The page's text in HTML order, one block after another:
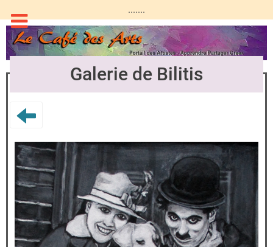
.......
Galerie de Bilitis